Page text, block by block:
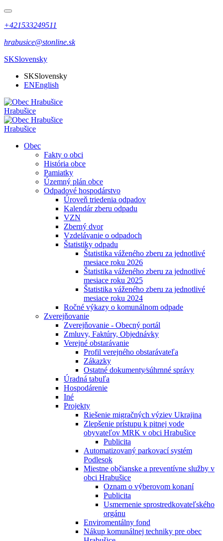
+421533249511
hrabusice@stonline.sk
SKSlovensky
SKSlovensky
ENEnglish
Hrabušice
Hrabušice
Obec
Fakty o obci
História obce
Pamiatky
Územný plán obce
Odpadové hospodárstvo
Úroveň triedenia odpadov
Kalendár zberu odpadu
VZN
Zberný dvor
Vzdelávanie o odpadoch
Štatistiky odpadu
Štatistika váženého zberu za jednotlivé
mesiace roku 2026
Štatistika váženého zberu za jednotlivé
mesiace roku 2025
Štatistika váženého zberu za jednotlivé
mesiace roku 2024
Ročné výkazy o komunálnom odpade
Zverejňovanie
Zverejňovanie - Obecný portál
Zmluvy, Faktúry, Objednávky
Verejné obstarávanie
Profil verejného obstarávateľa
Zákazky
Ostatné dokumenty⁄súhrnné správy
Úradná tabuľa
Hospodárenie
Iné
Projekty
Riešenie migračných výziev Ukrajina
Zlepšenie prístupu k pitnej vode
obyvateľov MRK v obci Hrabušice
Publicita
Automatizovaný parkovací systém
Podlesok
Miestne občianske a preventívne služby v
obci Hrabušice
Oznam o výberovom konaní
Publicita
Usmernenie sprostredkovateľského
orgánu
Enviromentálny fond
Nákup komunálnej techniky pre obec